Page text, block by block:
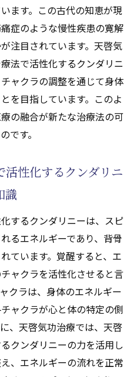
ます。この古代の知恵が現
症のような慢性疾患の寛解
注目されています。天啓気
法で活性化するクンダリニ
ャクラの調整を通じて身体
を目指しています。このよ
の融合が新たな治療法の可
です。
性化するクンダリニ
識
するクンダリニーは、スピ
るエネルギーであり、背骨
ています。覚醒すると、エ
ャクラを活性化させると言
クラは、身体のエネルギー
ャクラが心と体の特定の側
、天啓気功治療では、天啓
クンダリニーの力を活用し
、エネルギーの流れを正常